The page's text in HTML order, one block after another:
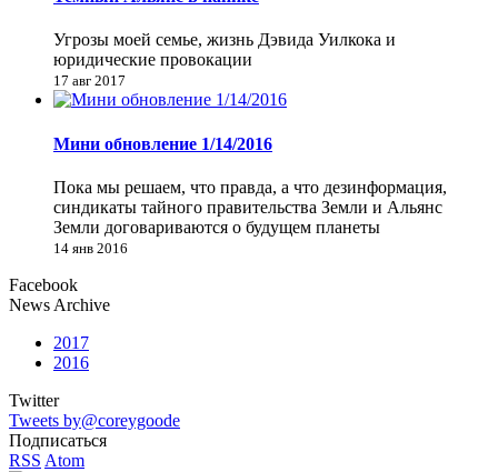
Угрозы моей семье, жизнь Дэвида Уилкока и
юридические провокации
17 авг 2017
Мини обновление 1/14/2016
Пока мы решаем, что правда, а что дезинформация,
синдикаты тайного правительства Земли и Альянс
Земли договариваются о будущем планеты
14 янв 2016
Facebook
News Archive
2017
2016
Twitter
Tweets by@coreygoode
Подписаться
RSS Atom